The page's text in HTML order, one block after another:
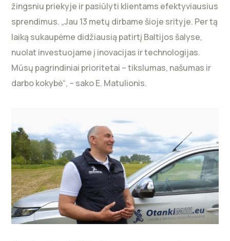
žingsniu priekyje ir pasiūlyti klientams efektyviausius
sprendimus. „Jau 13 metų dirbame šioje srityje. Per tą
laiką sukaupėme didžiausią patirtį Baltijos šalyse,
nuolat investuojame į inovacijas ir technologijas.
Mūsų pagrindiniai prioritetai – tikslumas, našumas ir
darbo kokybė“, – sako E. Matulionis.